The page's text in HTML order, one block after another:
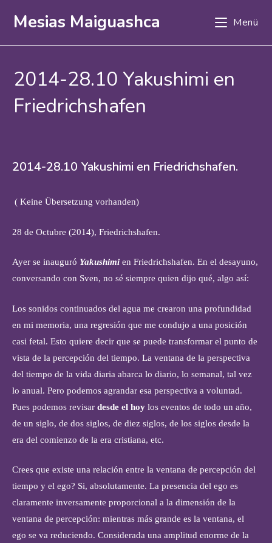
Mesias Maiguashca Menü
2014-28.10 Yakushimi en
Friedrichshafen
2014-28.10 Yakushimi en Friedrichshafen.
( Keine Übersetzung vorhanden)
28 de Octubre (2014), Friedrichshafen.
Ayer se inauguró Yakushimi en Friedrichshafen. En el desayuno,
conversando con Sven, no sé siempre quien dijo qué, algo así:
Los sonidos continuados del agua me crearon una profundidad
en mi memoria, una regresión que me condujo a una posición
casi fetal. Esto quiere decir que se puede transformar el punto de
vista de la percepción del tiempo. La ventana de la perspectiva
del tiempo de la vida diaria abarca lo diario, lo semanal, tal vez
lo anual. Pero podemos agrandar esa perspectiva a voluntad.
Pues podemos revisar desde el hoy los eventos de todo un año,
de un siglo, de dos siglos, de diez siglos, de los siglos desde la
era del comienzo de la era cristiana, etc.
Crees que existe una relación entre la ventana de percepción del
tiempo y el ego? Si, absolutamente. La presencia del ego es
claramente inversamente proporcional a la dimensión de la
ventana de percepción: mientras más grande es la ventana, el
ego se va reduciendo. Considerada una amplitud enorme de la